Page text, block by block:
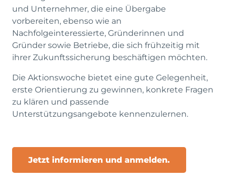
und Unternehmer, die eine Übergabe
vorbereiten, ebenso wie an
Nachfolgeinteressierte, Gründerinnen und
Gründer sowie Betriebe, die sich frühzeitig mit
ihrer Zukunftssicherung beschäftigen möchten.
Die Aktionswoche bietet eine gute Gelegenheit,
erste Orientierung zu gewinnen, konkrete Fragen
zu klären und passende
Unterstützungsangebote kennenzulernen.
Jetzt informieren und anmelden.